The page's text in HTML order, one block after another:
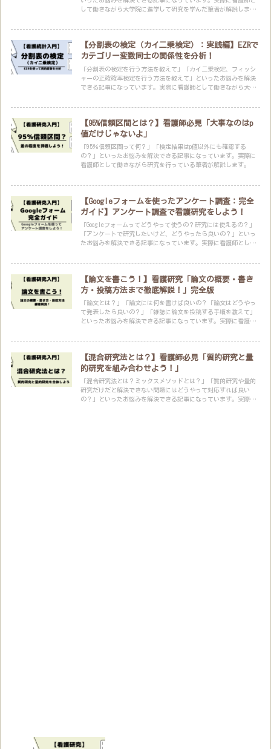
して働きながら大学院に進学して研究を学んだ筆者が解説しま
【分割表の検定（カイ二乗検定）：実践編】EZRで
カテゴリー変数同士の関係性を分析！
「分割表の検定を行う方法を教えて」「カイ二乗検定、フィッシ
ャーの正確確率検定を行う方法を教えて」といったお悩みを解決
できる記事になっています。実際に看護師として働きながら大学
【95%信頼区間とは？】看護師必見「大事なのはp
値だけじゃないよ」
「95％信頼区間って何？」「検定結果はp値以外にも確認する
の？」といったお悩みを解決できる記事になっています。実際に
看護師として働きながら研究を行っている筆者が解説します。
【Googleフォームを使ったアンケート調査：完全
ガイド】アンケート調査で看護研究をしよう！
「Googleフォームってどうやって使うの？研究には使えるの？」
「アンケートで研究したいけど、どうやったら良いの？」といっ
たお悩みを解決できる記事になっています。実際に看護師として
【論文を書こう！】看護研究「論文の概要・書き
方・投稿方法まで徹底解説！」完全版
「論文とは？」「論文には何を書けば良いの？「論文はどうやっ
て発表したら良いの？」「雑誌に論文を投稿する手順を教えて」
といったお悩みを解決できる記事になっています。実際に看護師
【混合研究法とは？】看護師必見「質的研究と量
的研究を組み合わせよう！」
「混合研究法とは？ミックスメソッドとは？」「質的研究や量的
研究だけだと解決できない問題にはどうやって対応すれば良い
の？」といったお悩みを解決できる記事になっています。実際に